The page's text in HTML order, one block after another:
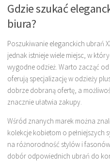
Gdzie szukać
biura?
Poszukiwanie eleganckich ubrań
jednak istnieje wiele miejsc, w
wygodne odzież. Warto zacząć od
oferują specjalizację w odzieży
dobrze dobraną ofertę, a
znacznie ułatwia zakupy.
Wśród znanych marek można
kolekcje kobietom o pełniejszych
na różnorodność stylów i
dobór odpowiednich ubrań do